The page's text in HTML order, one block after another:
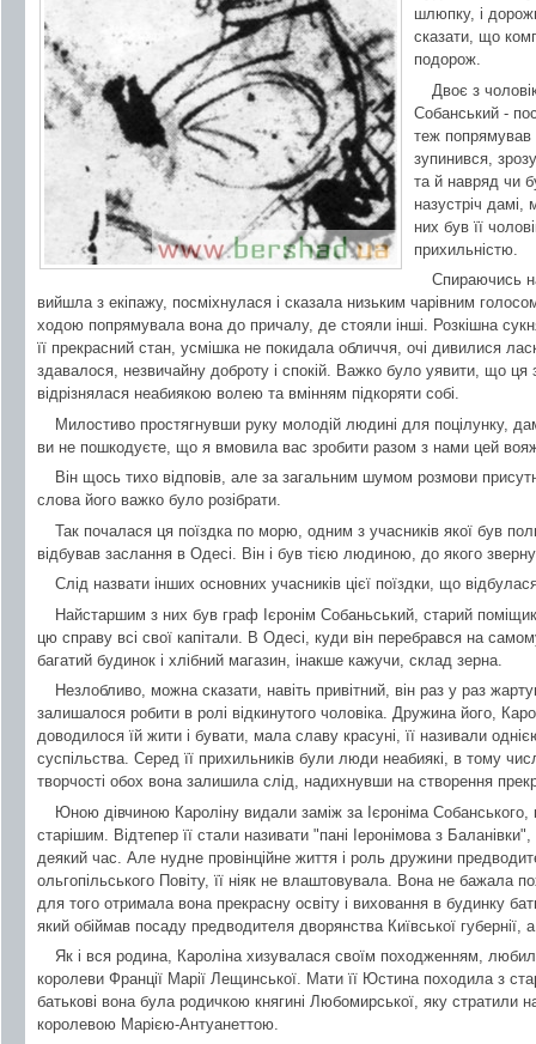
шлюпку, і
сказати, що
подорож.
Двоє з
Собанський -
теж попрямував
зупинився,
та й навряд чи
назустріч дамі,
них був її
прихильністю.
Спираючись
вийшла з екіпажу, посміхнулася і сказала низьким чарівним
ходою попрямувала вона до причалу, де стояли інші. Розкішна
її прекрасний стан, усмішка не покидала обличчя, очі дивилися
здавалося, незвичайну доброту і спокій. Важко було уявити, що
відрізнялася неабиякою волею та вмінням підкоряти собі.
Милостиво простягнувши руку молодій людині для поцілунку,
ви не пошкодуєте, що я вмовила вас зробити разом з нами цей
Він щось тихо відповів, але за загальним шумом розмови
слова його важко було розібрати.
Так почалася ця поїздка по морю, одним з учасників якої був
відбував заслання в Одесі. Він і був тією людиною, до якого
Слід назвати інших основних учасників цієї поїздки, що
Найстаршим з них був граф Ієронім Собаньський, старий
цю справу всі свої капітали. В Одесі, куди він перебрався на
багатий будинок і хлібний магазин, інакше кажучи, склад зерна.
Незлобливо, можна сказати, навіть привітний, він раз у раз
залишалося робити в ролі відкинутого чоловіка. Дружина його,
доводилося їй жити і бувати, мала славу красуні, її називали
суспільства. Серед її прихильників були люди неабиякі, в тому
творчості обох вона залишила слід, надихнувши на створення
Юною дівчиною Кароліну видали заміж за Ієроніма Собанського,
старішим. Відтепер її стали називати "пані Іеронімова з
деякий час. Але нудне провінційне життя і роль дружини
ольгопільського Повіту, її ніяк не влаштовувала. Вона не бажала
для того отримала вона прекрасну освіту і виховання в будинку
який обіймав посаду предводителя дворянства Київської губернії,
Як і вся родина, Кароліна хизувалася своїм походженням,
королеви Франції Марії Лещинської. Мати її Юстина походила з
батькові вона була родичкою княгині Любомирської, яку стратили
королевою Марією-Антуанеттою.